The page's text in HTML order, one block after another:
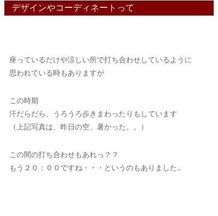
デザインやコーディネートって
座っているだけや涼しい所で打ち合わせしているように
思われている時もありますが
この時期
汗だらだら、うろうろ歩きまわったりもしています
（上記写真は、昨日の空、暑かった。。）
この間の打ち合わせもあれっ？？
もう２０：００ですね・・・というのもありました..